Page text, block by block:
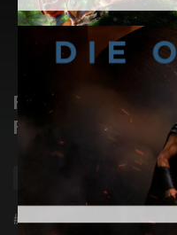
Heute
PAW Patrol: Der Dino
Film
#Animation #Komödie #Abenteuer